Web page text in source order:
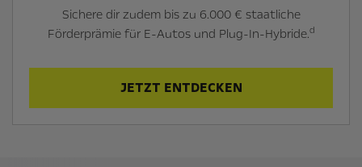
Sichere dir zudem bis zu 6.000 € staatliche
Förderprämie für E-Autos und Plug-In-Hybride.d
JETZT ENTDECKEN